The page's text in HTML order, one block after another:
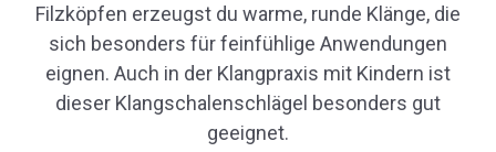
Filzköpfen erzeugst du warme, runde Klänge, die
sich besonders für feinfühlige Anwendungen
eignen. Auch in der Klangpraxis mit Kindern ist
dieser Klangschalenschlägel besonders gut
geeignet.